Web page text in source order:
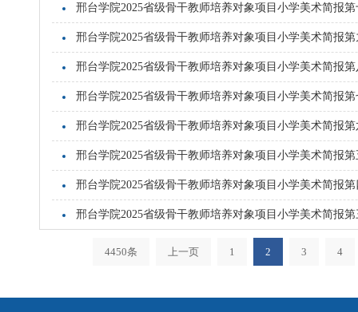
邢台学院2025省级骨干教师培养对象项目小学美术简报第
邢台学院2025省级骨干教师培养对象项目小学美术简报第
邢台学院2025省级骨干教师培养对象项目小学美术简报第
邢台学院2025省级骨干教师培养对象项目小学美术简报第
邢台学院2025省级骨干教师培养对象项目小学美术简报第
邢台学院2025省级骨干教师培养对象项目小学美术简报第
邢台学院2025省级骨干教师培养对象项目小学美术简报第
邢台学院2025省级骨干教师培养对象项目小学美术简报第
4450条 上一页 1 2 3 4